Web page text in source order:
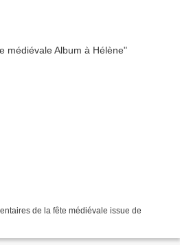
de la fête médiévale issue de